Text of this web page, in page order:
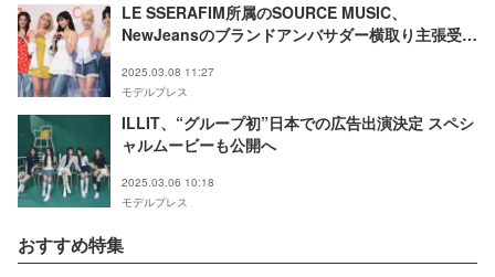
LE SSERAFIM所属のSOURCE MUSIC、
NewJeansのブランドアンバサダー横取り主張受け
2025.03.08 11:27
モデルプレス
ILLIT、“グループ初”日本での広告出演決定 スペシ
ャルムービーも公開へ
2025.03.06 10:18
モデルプレス
おすすめ特集